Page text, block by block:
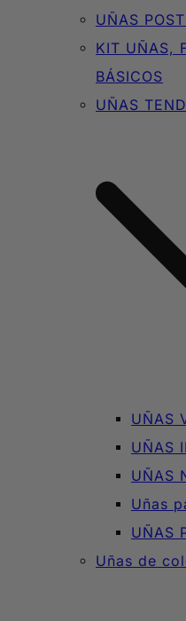
UÑAS
KIT UÑAS,
BÁSICOS
UÑAS
UÑAS
UÑAS
UÑAS
Uñas
UÑAS
Uñas de